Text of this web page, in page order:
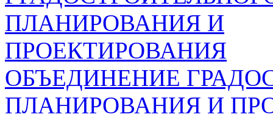
ОБЪЕДИНЕНИЕ
ПЛАНИРОВАНИЯ И